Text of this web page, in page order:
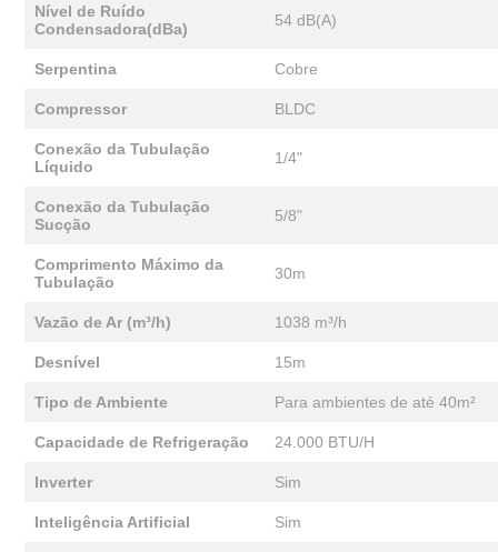
Nível de Ruído
Condensadora(dBa)
54 dB(A)
Serpentina Cobre
Compressor BLDC
Conexão da Tubulação
Líquido
1/4"
Conexão da Tubulação
Sucção
5/8"
Comprimento Máximo da
Tubulação
30m
Vazão de Ar (m³/h) 1038 m³/h
Desnível 15m
Tipo de Ambiente Para ambientes de até 40m²
Capacidade de Refrigeração 24.000 BTU/H
Inverter Sim
Inteligência Artificial Sim